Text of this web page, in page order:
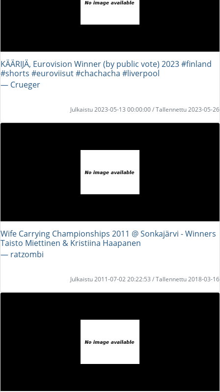
KÄÄRIJÄ, Eurovision Winner (by public vote) 2023 #finland
#shorts #euroviisut #chachacha #liverpool
― Crueger
Julkaistu 2023-05-13 00:00:00 / Tallennettu 2023-05-26
Wife Carrying Championships 2011 @ Sonkajärvi - Winners
Taisto Miettinen & Kristiina Haapanen
― ratzombi
Julkaistu 2011-07-02 20:22:53 / Tallennettu 2018-03-16